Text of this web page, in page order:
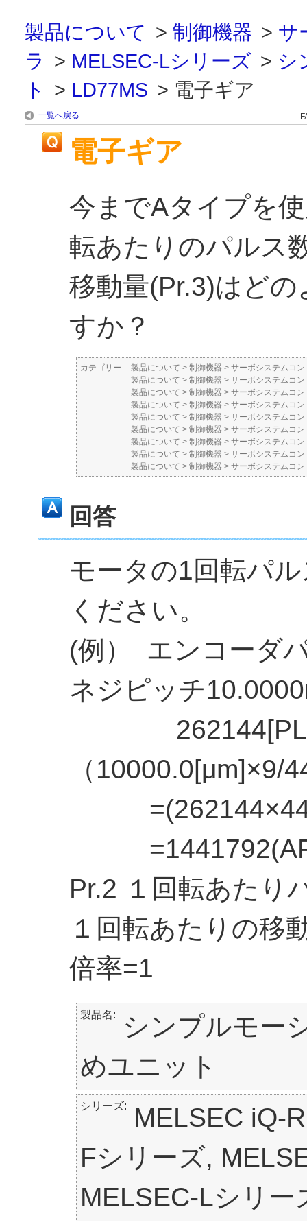
製品について > 制御機器 > サ
ラ > MELSEC-Lシリーズ > シ
ト
> LD77MS > 電子ギア
一覧へ戻る
電子ギア
今までAタイプを
転あたりのパルス
移動量(Pr.3)はど
すか？
カテゴリー : 製品について > 制御機器 > サーボシステムコン
製品について > 制御機器 > サーボシステムコン
製品について > 制御機器 > サーボシステムコン
製品について > 制御機器 > サーボシステムコン
製品について > 制御機器 > サーボシステムコン
製品について > 制御機器 > サーボシステムコン
製品について > 制御機器 > サーボシステムコン
製品について > 制御機器 > サーボシステムコン
製品について > 制御機器 > サーボシステムコン
回答
モータの1回転パ
ください。
(例） エンコーダ
ネジピッチ
（10000.0[μm]×9/
=(262144×44)
=1441792(AP)
Pr.2 １回転あたり
１回転あたりの移
倍率=1
製品名
シンプルモー
めユニット
シリーズ
MELSEC iQ-
Fシリーズ,
MELSEC-Lシリー